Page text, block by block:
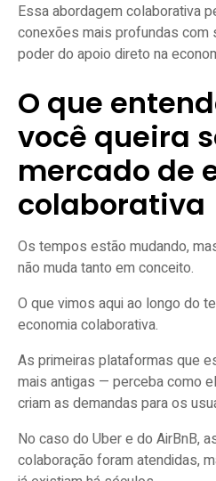
Essa abordagem colaborativa
conexões mais profundas com
poder do apoio direto na
O que
você queira
mercado de
colaborativa
Os tempos estão mudando,
não muda tanto em conceito.
O que vimos aqui ao longo do
economia colaborativa.
As primeiras plataformas que
mais antigas — perceba como
criam as demandas para os
No caso do Uber e do AirBnB,
colaboração foram atendidas,